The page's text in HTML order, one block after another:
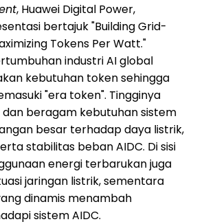
, Huawei Digital Power,
bertajuk "Building Grid-
Tokens Per Watt."
industri AI global
kebutuhan token sehingga
"era token". Tingginya
beragam kebutuhan sistem
besar terhadap daya listrik,
stabilitas beban AIDC. Di sisi
energi terbarukan juga
jaringan listrik, sementara
dinamis menambah
sistem AIDC.